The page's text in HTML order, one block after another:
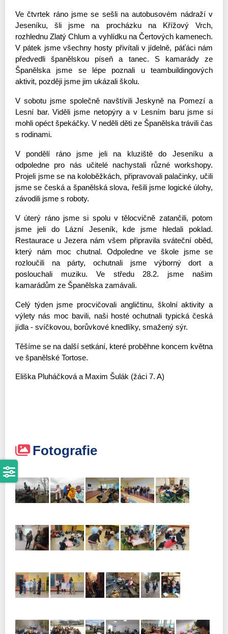
Ve čtvrtek ráno jsme se sešli na autobusovém nádraží v
Jeseníku, šli jsme na procházku na Křížový Vrch,
V pátek jsme všechny hosty přivítali v jídelně, páťáci nám
předvedli španělskou píseň a tanec. S kamarády ze
Španělska jsme se lépe poznali u teambuildingových
aktivit, později jsme jim ukázali školu.
V sobotu jsme společně navštívili Jeskyně na Pomezí a
Lesní bar. Viděli jsme netopýry a v Lesním baru jsme si
mohli opéct špekáčky. V neděli děti ze Španělska trávili čas
s rodinami.
V pondělí ráno jsme jeli na kluziště do Jeseníku a
odpoledne pro nás učitelé nachystali různé workshopy.
Projeli jsme se na koloběžkách, připravovali palačinky, učili
jsme se česká a španělská slova, řešili jsme logické úlohy,
závodili jsme s roboty.
V úterý ráno jsme si spolu v tělocvičně zatančili, potom
jsme jeli do Lázní Jeseník, kde jsme hledali poklad.
Restaurace u Jezera nám všem připravila sváteční oběd,
který nám moc chutnal. Odpoledne ve škole jsme se
rozloučili na párty, ochutnali jsme výborný dort a
poslouchali muziku. Ve středu 28.2. jsme našim
kamarádům ze Španělska zamávali.
Celý týden jsme procvičovali angličtinu, školní aktivity a
výlety nás moc bavili, naši hosté ochutnali typická česká
jídla - svíčkovou, borůvkové knedlíky, smažený sýr.
Těšíme se na další setkání, které proběhne koncem května
ve španělské Tortose.
Eliška Pluháčková a Maxim Šulák (žáci 7. A)
Fotografie